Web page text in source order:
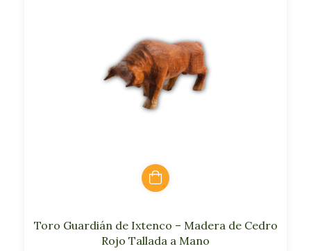
Toro Guardián de Ixtenco – Madera de Cedro
Rojo Tallada a Mano